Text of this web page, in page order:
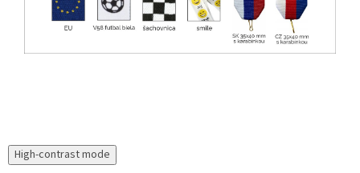
High-contrast mode